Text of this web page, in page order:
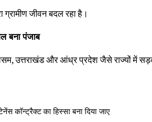
जीवन बदल रहा है।
बना पंजाब
उत्तराखंड और आंध्र प्रदेश जैसे राज्यों में सड़क
कॉन्ट्रैक्ट का हिस्सा बना दिया जाए